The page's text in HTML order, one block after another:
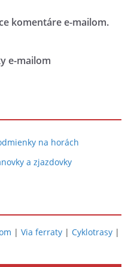
komentáre e-mailom.
e-mailom
na horách
a zjazdovky
| Via ferraty | Cyklotrasy |